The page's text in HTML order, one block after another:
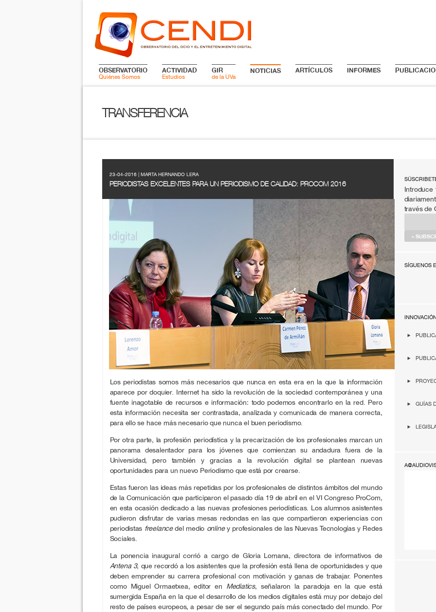
OBSERVATORIO
Quiénes Somos
ACTIVIDAD
Estudios
GIR
de la UVa
NOTICIAS ARTÍCULOS INFORMES
TRANSFERENCIA
través de
SÍGUENOS
GUÍAS
23-04-2016 | MARTA HERNANDO LERA
PERIODISTAS EXCELENTES PARA UN PERIODISMO DE CALIDAD: PROCOM 2016
Los periodistas somos más necesarios que nunca en esta era en la que la información
aparece por doquier. Internet ha sido la revolución de la sociedad contemporánea y una
fuente inagotable de recursos e información: todo podemos encontrarlo en la red. Pero
esta información necesita ser contrastada, analizada y comunicada de manera correcta,
para ello se hace más necesario que nunca el buen periodismo.
Por otra parte, la profesión periodística y la precarización de los profesionales marcan un
panorama desalentador para los jóvenes que comienzan su andadura fuera de la
Universidad, pero también y gracias a la revolución digital se plantean nuevas
oportunidades para un nuevo Periodismo que está por crearse.
Estas fueron las ideas más repetidas por los profesionales de distintos ámbitos del mundo
de la Comunicación que participaron el pasado día 19 de abril en el VI Congreso ProCom,
en esta ocasión dedicado a las nuevas profesiones periodísticas. Los alumnos asistentes
pudieron disfrutar de varias mesas redondas en las que compartieron experiencias con
periodistas freelancedel medio onliney profesionales de las Nuevas Tecnologías y Redes
Sociales.
La ponencia inaugural corrió a cargo de Gloria Lomana, directora de informativos de
Antena 3, que recordó a los asistentes que la profesión está llena de oportunidades y que
deben emprender su carrera profesional con motivación y ganas de trabajar. Ponentes
como Miguel Ormaetxea, editor en Mediatics, señalaron la paradoja en la que está
sumergida España en la que el desarrollo de los medios digitales está muy por debajo del
resto de países europeos, a pesar de ser el segundo país más conectado del mundo. Por